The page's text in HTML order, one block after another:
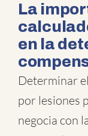
La
en la
Determinar
por lesiones
negocia con